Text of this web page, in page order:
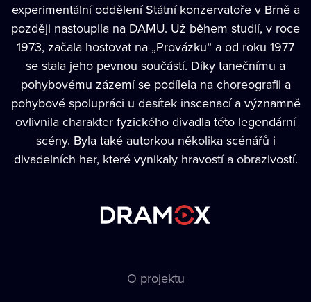
experimentální oddělení Státní konzervatoře v Brně a
později nastoupila na DAMU. Už během studií, v roce
1973, začala hostovat na „Provázku“ a od roku 1977
se stala jeho pevnou součástí. Díky tanečnímu a
pohybovému zázemí se podílela na choreografii a
pohybové spolupráci u desítek inscenací a významně
ovlivnila charakter fyzického divadla této legendární
scény. Byla také autorkou několika scénářů i
divadelních her, které vynikaly hravostí a obrazivostí.
O projektu